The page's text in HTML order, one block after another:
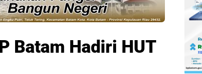
Batam Hadiri HUT